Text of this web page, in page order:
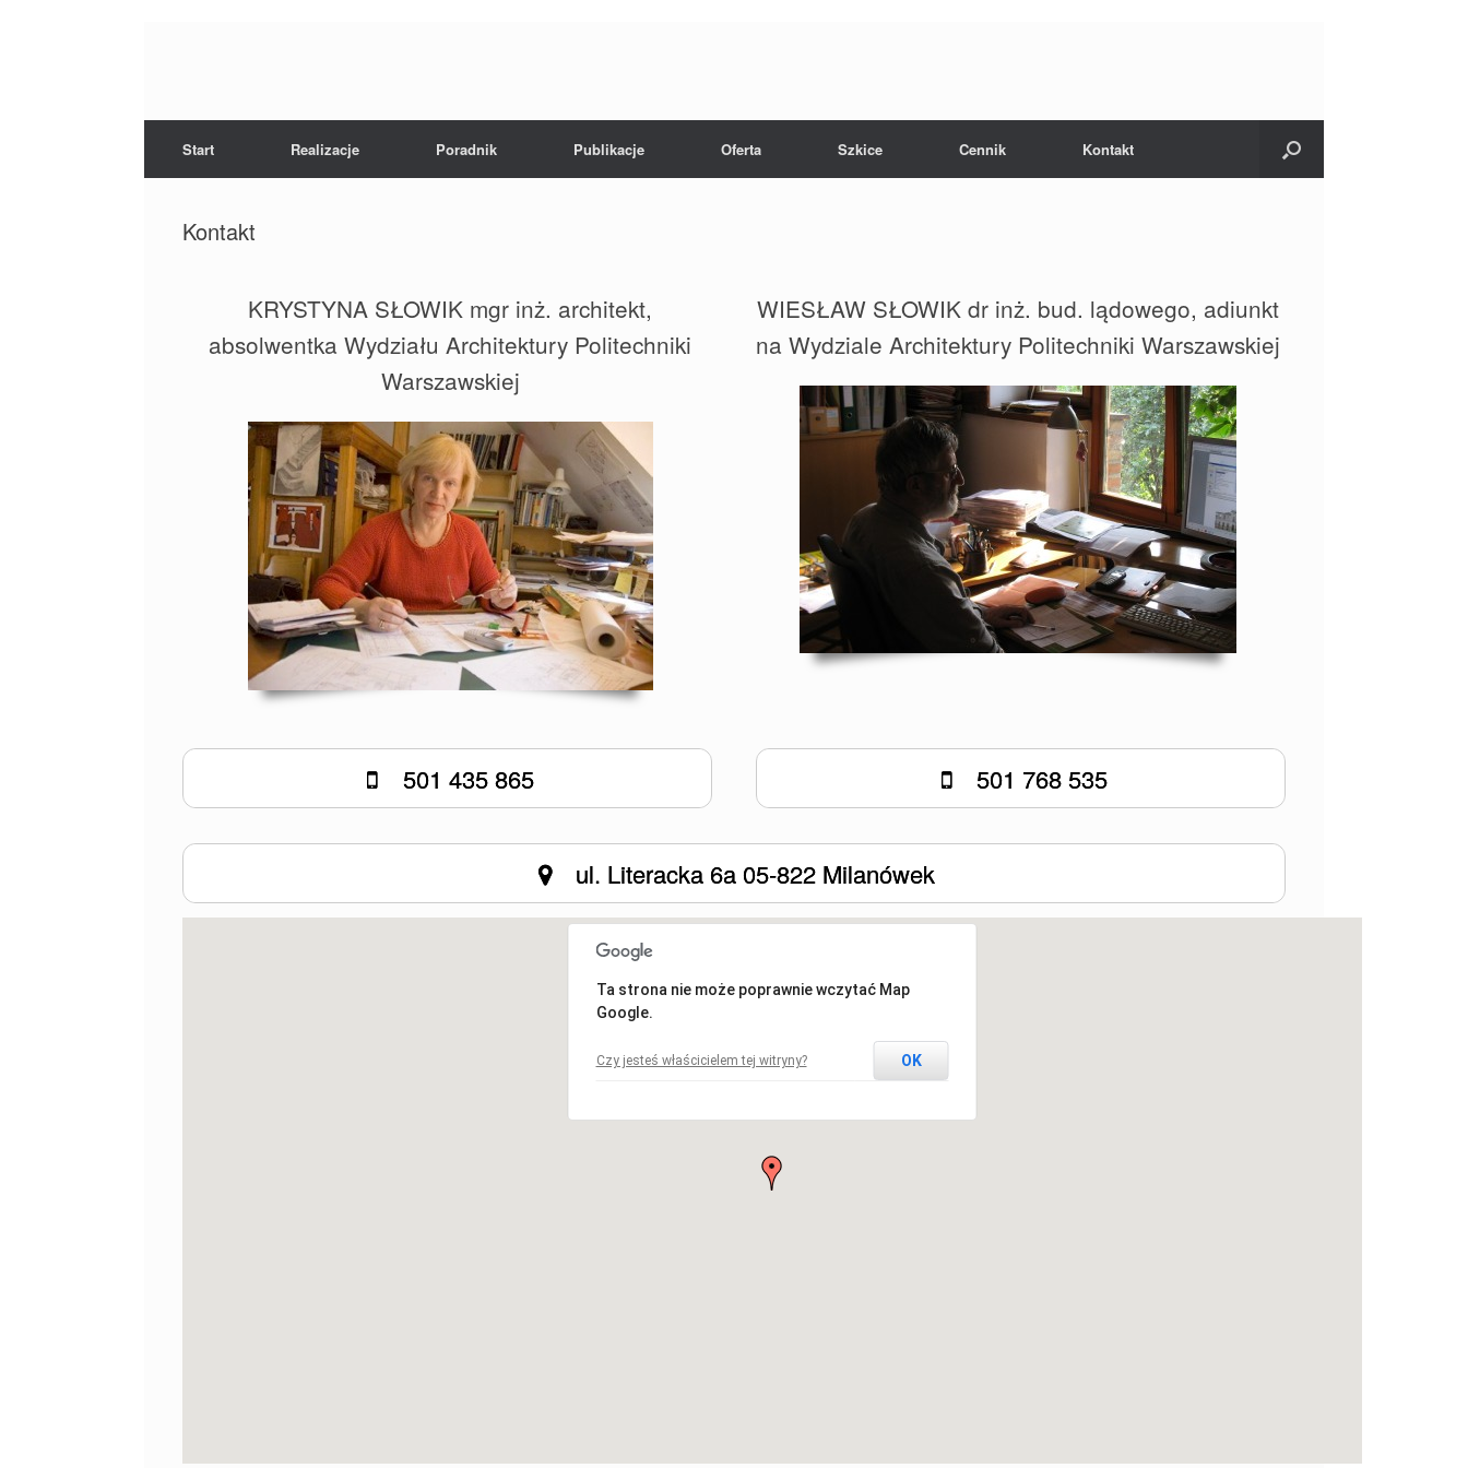
Start Realizacje Poradnik Publikacje Oferta Szkice Cennik Kontakt
Kontakt
KRYSTYNA SŁOWIK mgr inż. architekt,
absolwentka Wydziału Architektury Politechniki
Warszawskiej
WIESŁAW SŁOWIK dr inż. bud. lądowego, adiunkt
na Wydziale Architektury Politechniki Warszawskiej
501 435 865 501 768 535
ul. Literacka 6a 05-822 Milanówek
Ta strona nie może poprawnie wczytać Map
Google.
Czy jesteś właścicielem tej witryny? OK